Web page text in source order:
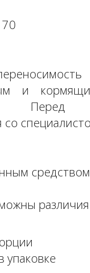
70
и
со
упаковке